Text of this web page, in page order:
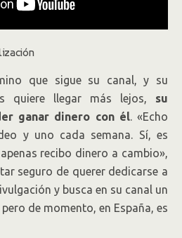
que sigue su canal, y su
quiere llegar más lejos, su
ganar dinero con él. «Echo
y uno cada semana. Sí, es
recibo dinero a cambio»,
seguro de querer dedicarse a
y busca en su canal un
de momento, en España, es